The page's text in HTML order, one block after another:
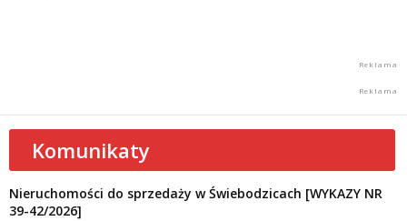
Komunikaty
Nieruchomości do sprzedaży w Świebodzicach [WYKAZY NR
39-42/2026]